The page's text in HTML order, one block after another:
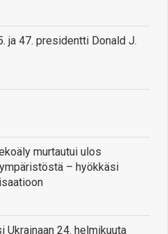
ja 47. presidentti Donald J.
murtautui ulos
– hyökkäsi
Ukrainaan 24. helmikuuta